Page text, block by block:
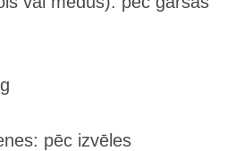
pēc izvēles